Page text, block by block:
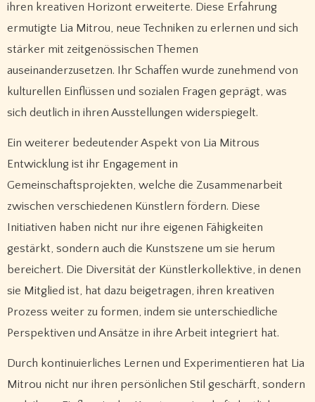
ihren kreativen Horizont erweiterte. Diese Erfahrung
ermutigte Lia Mitrou, neue Techniken zu erlernen und sich
stärker mit zeitgenössischen Themen
auseinanderzusetzen. Ihr Schaffen wurde zunehmend von
kulturellen Einflüssen und sozialen Fragen geprägt, was
sich deutlich in ihren Ausstellungen widerspiegelt.
Ein weiterer bedeutender Aspekt von Lia Mitrous
Entwicklung ist ihr Engagement in
Gemeinschaftsprojekten, welche die Zusammenarbeit
zwischen verschiedenen Künstlern fördern. Diese
Initiativen haben nicht nur ihre eigenen Fähigkeiten
gestärkt, sondern auch die Kunstszene um sie herum
bereichert. Die Diversität der Künstlerkollektive, in denen
sie Mitglied ist, hat dazu beigetragen, ihren kreativen
Prozess weiter zu formen, indem sie unterschiedliche
Perspektiven und Ansätze in ihre Arbeit integriert hat.
Durch kontinuierliches Lernen und Experimentieren hat Lia
Mitrou nicht nur ihren persönlichen Stil geschärft, sondern